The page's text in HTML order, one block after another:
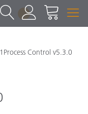
1
Control v5.3.0